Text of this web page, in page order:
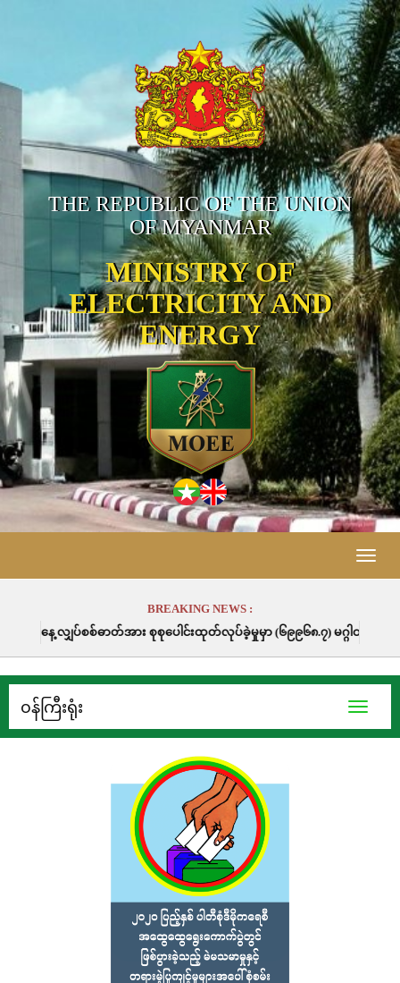
THE REPUBLIC OF THE UNION
OF MYANMAR
MINISTRY OF
ELECTRICITY AND
ENERGY
Toggle
BREAKING NEWS :
ာတ်အား စုစုပေါင်းထုတ်လုပ်ခဲ့မှုမှာ (၆၉၉၆၈.၇) မဂ္ဂါဝပ်နာရီဖြစ်ပါသည်။
Toggle
၀န်ကြီးရုံး